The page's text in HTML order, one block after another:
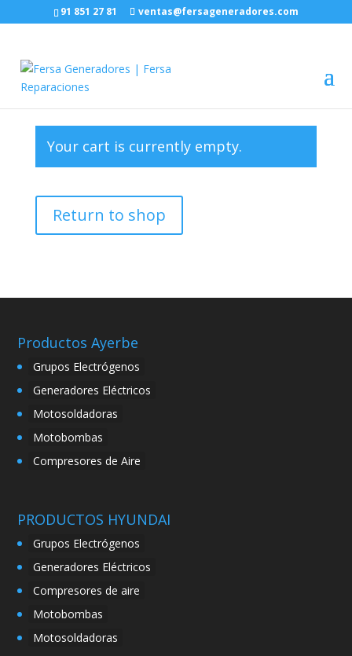
91 851 27 81 ventas@fersageneradores.com
Your cart is currently empty.
Return to shop
Productos Ayerbe
Grupos Electrógenos
Generadores Eléctricos
Motosoldadoras
Motobombas
Compresores de Aire
PRODUCTOS HYUNDAI
Grupos Electrógenos
Generadores Eléctricos
Compresores de aire
Motobombas
Motosoldadoras